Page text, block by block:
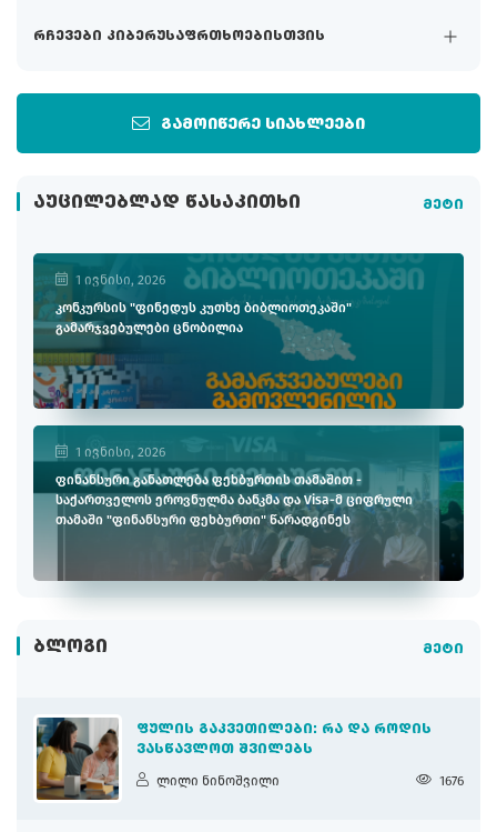
რჩევები კიბერუსაფრთხოებისთვის
გამოიწერე სიახლეები
ᲐᲣᲪᲘᲚᲔᲑᲚᲐᲓ ᲬᲐᲡᲐᲙᲘᲗᲮᲘ მეტი
1 ივნისი, 2026
კონკურსის "ფინედუს კუთხე ბიბლიოთეკაში"
გამარჯვებულები ცნობილია
1 ივნისი, 2026
ფინანსური განათლება ფეხბურთის თამაშით -
საქართველოს ეროვნულმა ბანკმა და Visa-მ ციფრული
თამაში "ფინანსური ფეხბურთი" წარადგინეს
ᲑᲚᲝᲒᲘ მეტი
ᲤᲣᲚᲘᲡ ᲒᲐᲙᲕᲔᲗᲘᲚᲔᲑᲘ: ᲠᲐ ᲓᲐ ᲠᲝᲓᲘᲡ
ᲕᲐᲡᲬᲐᲕᲚᲝᲗ ᲨᲕᲘᲚᲔᲑᲡ
ლილი ნინოშვილი 1676